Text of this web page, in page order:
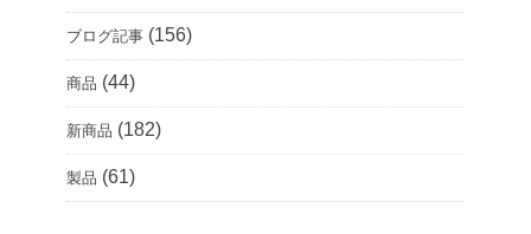
ブログ記事 (156)
商品 (44)
新商品 (182)
製品 (61)